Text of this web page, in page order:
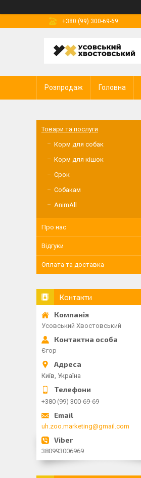
+380 (99) 300-69-69
Розпродаж Головна
Товари та послуги
Корм для собак
Корм для кішок
Срок
Собакам
AnimAll
Про нас
Відгуки
Оплата та доставка
Контакти
Усовський Хвостовський
Єгор
Київ, Україна
+380 (99) 300-69-69
uh.zoo.marketing@gmail.com
380993006969